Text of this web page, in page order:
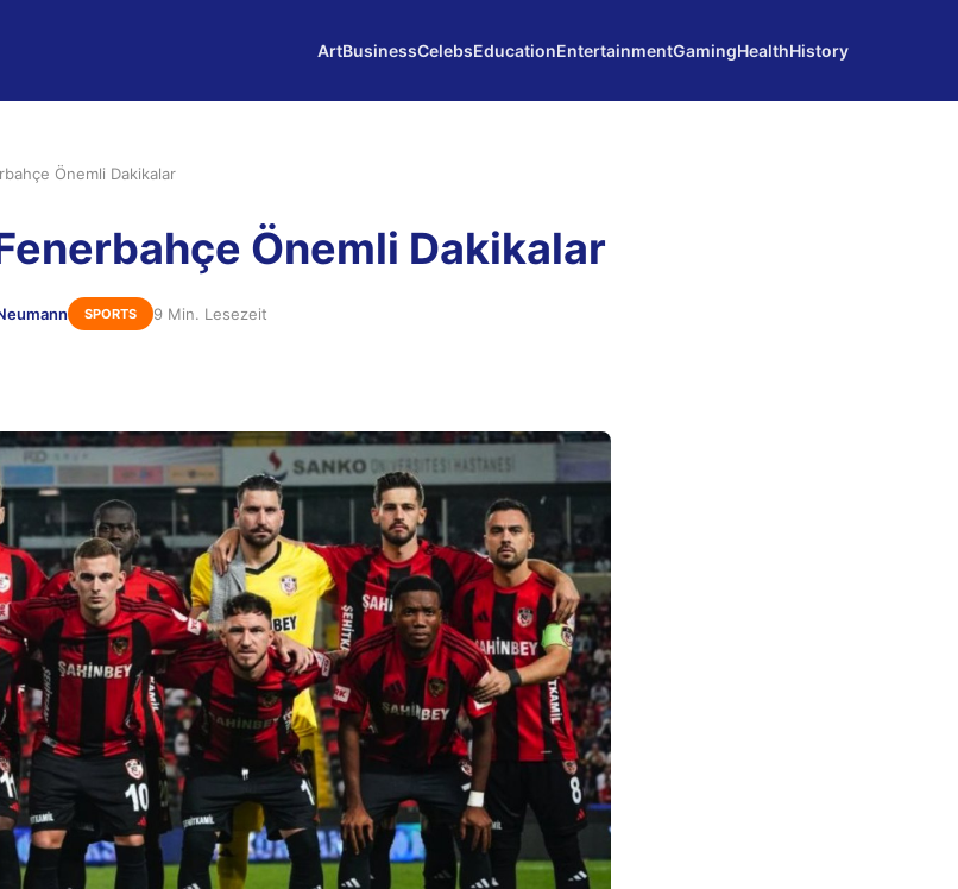
ArtBusinessCelebsEducationEntertainmentGamingHealthHistory
Önemli Dakikalar
Önemli Dakikalar
SPORTS 9 Min. Lesezeit